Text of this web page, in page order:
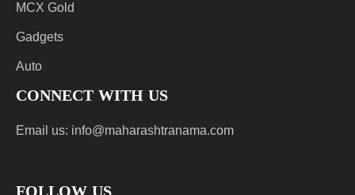
MCX Gold
Gadgets
Auto
CONNECT WITH US
Email us: info@maharashtranama.com